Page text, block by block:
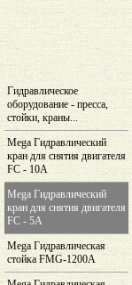
Гидравлическое
оборудование - пресса,
стойки, краны...
Mega Гидравлический
кран для снятия двигателя
FC - 10A
Mega Гидравлический
кран для снятия двигателя
FC - 5A
Mega Гидравлическая
стойка FMG-1200A